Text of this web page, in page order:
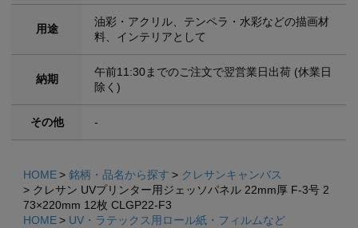
用途
油彩・アクリル、テンペラ・水彩などの描画材
料、インテリアとして
納期
午前11:30までのご注文で翌営業日出荷 (休業日
除く)
その他 -
HOME 銘柄・品名から探す
クレサンキャンバス
クレサン UVプリンター用ジェッソパネル 22mm厚 F-3号 2
73×220mm 12枚 CLGP22-F3
HOME
UV・ラテックス用ロール紙・フィルムなど